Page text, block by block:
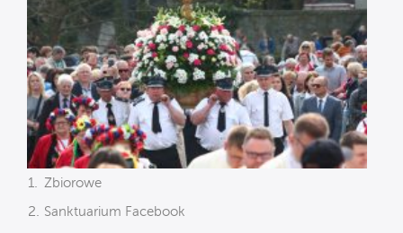
Zbiorowe
Sanktuarium Facebook